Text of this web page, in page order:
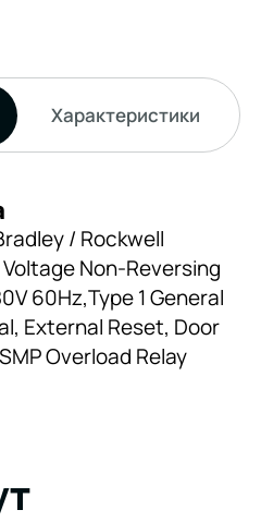
Характеристики
/ Rockwell
Non-Reversing
60Hz,Type 1 General
External Reset, Door
Overload Relay